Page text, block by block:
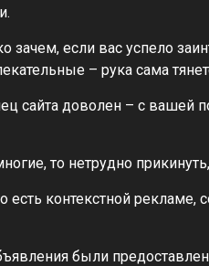
если вас успело
– рука сама
сайта доволен – с
то нетрудно
контекстной
были